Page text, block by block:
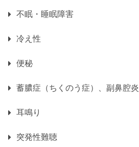
不眠・睡眠障害
冷え性
便秘
蓄膿症（ちくのう症）、副鼻腔炎
耳鳴り
突発性難聴